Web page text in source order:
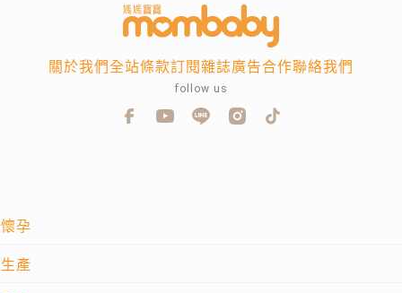
懷孕
生產
關於我們全站條款訂閱雜誌廣告合作聯絡我們
follow us